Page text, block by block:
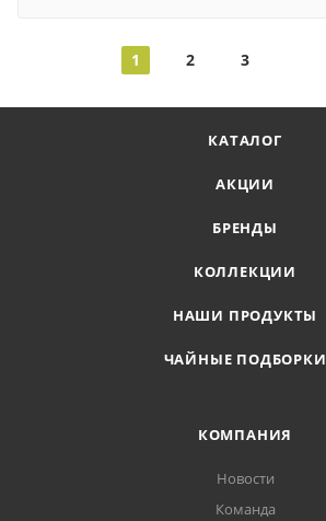
1 2 3
КАТАЛОГ
АКЦИИ
БРЕНДЫ
КОЛЛЕКЦИИ
НАШИ ПРОДУКТЫ
ЧАЙНЫЕ ПОДБОРКИ
КОМПАНИЯ
Новости
Команда